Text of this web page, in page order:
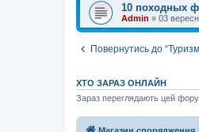
10 походных
Admin » 03
Повернутись до
ХТО ЗАРАЗ ОНЛАЙН
Зараз переглядають цей